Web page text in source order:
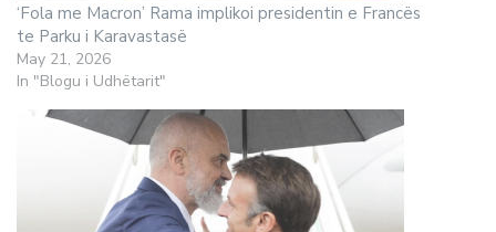
‘Fola me Macron’ Rama implikoi presidentin e Francës
te Parku i Karavastasë
May 21, 2026
In "Blogu i Udhëtarit"